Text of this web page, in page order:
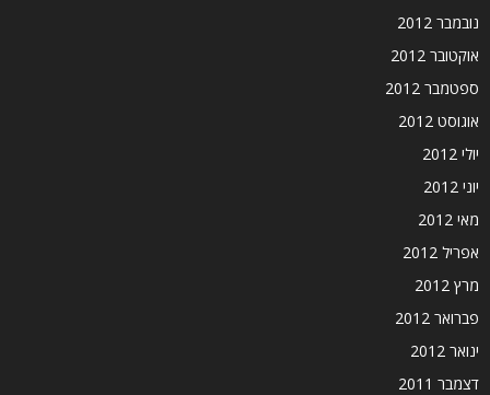
נובמבר 2012
אוקטובר 2012
ספטמבר 2012
אוגוסט 2012
יולי 2012
יוני 2012
מאי 2012
אפריל 2012
מרץ 2012
פברואר 2012
ינואר 2012
דצמבר 2011